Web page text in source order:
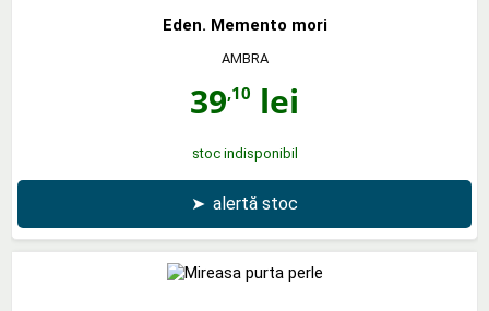
Eden. Memento mori
AMBRA
39,10 lei
stoc indisponibil
➤ alertă stoc